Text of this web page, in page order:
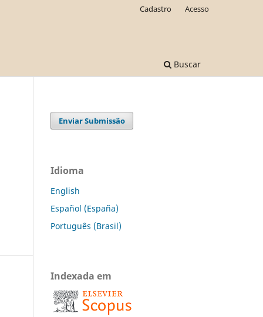
Buscar
Cadastro Acesso
Enviar Submissão
Idioma
English
Español (España)
Português (Brasil)
Indexada em